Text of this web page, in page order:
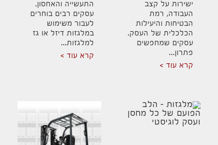
ישירות על קצב
העבודה, רמת
הבטיחות והיעילות
הכלכלית של העסק.
עסקים שמחפשים
פתרון...
קרא עוד
התעשייה והאחסון.
עסקים רבים בוחרים
לעבור משימוש
במלגזות דיזל או גז
למלגזות...
קרא עוד